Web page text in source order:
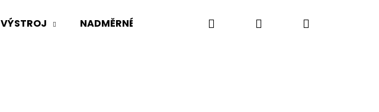
VÝSTROJ NADMĚRNÉ VELIKOSTI BW BA US ARMY
Hledat PřihlášeníNákupní